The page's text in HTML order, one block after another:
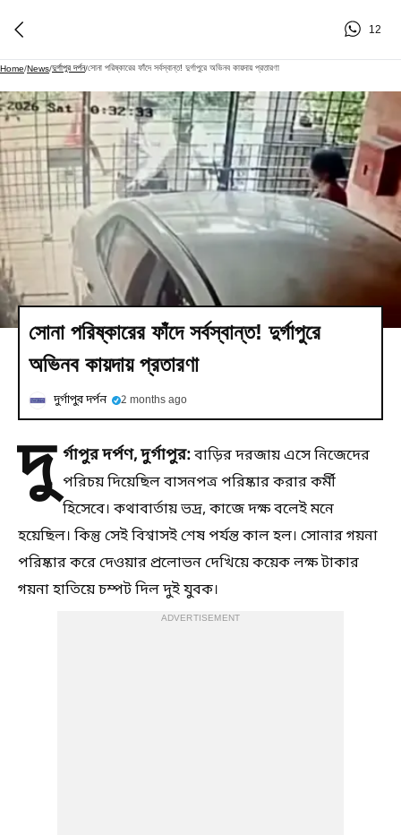
12
Home/News/দুর্গাপুর দর্পন/সোনা পরিষ্কারের ফাঁদে সর্বস্বান্ত! দুর্গাপুরে অভিনব কায়দায় প্রতারণা
সোনা পরিষ্কারের ফাঁদে সর্বস্বান্ত! দুর্গাপুরে
অভিনব কায়দায় প্রতারণা
দুর্গাপুর দর্পন 2 months ago
দু র্গাপুর দর্পণ, দুর্গাপুর:বাড়ির দরজায় এসে নিজেদের
পরিচয় দিয়েছিল বাসনপত্র পরিষ্কার করার কর্মী
হিসেবে। কথাবার্তায় ভদ্র, কাজে দক্ষ বলেই মনে
হয়েছিল। কিন্তু সেই বিশ্বাসই শেষ পর্যন্ত কাল হল। সোনার গয়না
পরিষ্কার করে দেওয়ার প্রলোভন দেখিয়ে কয়েক লক্ষ টাকার
গয়না হাতিয়ে চম্পট দিল দুই যুবক।
ADVERTISEMENT